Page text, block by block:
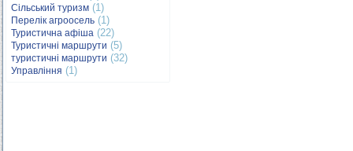
Сільський туризм (1)
Перелік агроосель (1)
Туристична афіша (22)
Туристичні маршрути (5)
туристичні маршрути (32)
Управління (1)